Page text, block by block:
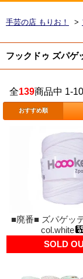
手芸の店 もりお！ >
フックドゥ ズパゲ
全139商品中 1-
おすすめ順
■廃番■ ズパゲッ
col.white
SOLD